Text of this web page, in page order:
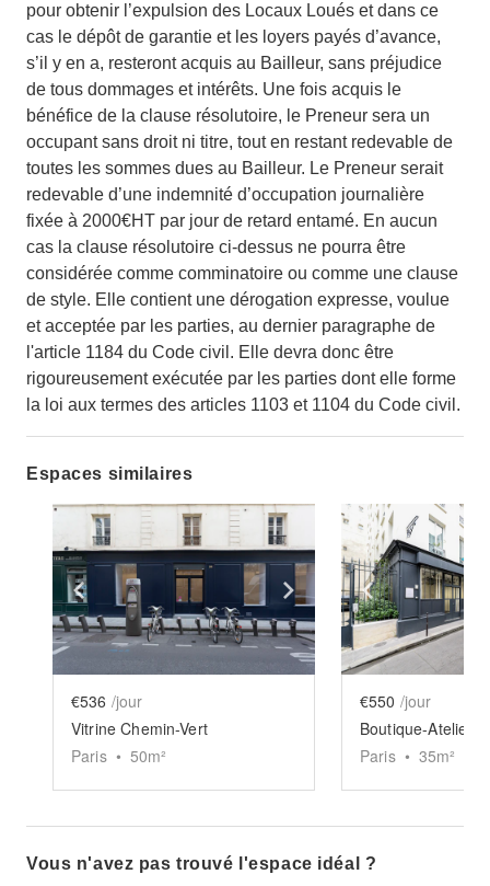
pour obtenir l’expulsion des Locaux Loués et dans ce
cas le dépôt de garantie et les loyers payés d’avance,
s’il y en a, resteront acquis au Bailleur, sans préjudice
de tous dommages et intérêts. Une fois acquis le
bénéfice de la clause résolutoire, le Preneur sera un
occupant sans droit ni titre, tout en restant redevable de
toutes les sommes dues au Bailleur. Le Preneur serait
redevable d’une indemnité d’occupation journalière
fixée à 2000€HT par jour de retard entamé. En aucun
cas la clause résolutoire ci-dessus ne pourra être
considérée comme comminatoire ou comme une clause
de style. Elle contient une dérogation expresse, voulue
et acceptée par les parties, au dernier paragraphe de
l'article 1184 du Code civil. Elle devra donc être
rigoureusement exécutée par les parties dont elle forme
la loi aux termes des articles 1103 et 1104 du Code civil.
Espaces similaires
Show previous slide Show next slide
€536 /jour
Vitrine Chemin-Vert
Paris • 50m²
Show
€550 /jour
Paris • 35m²
Vous n'avez pas trouvé l'espace idéal ?